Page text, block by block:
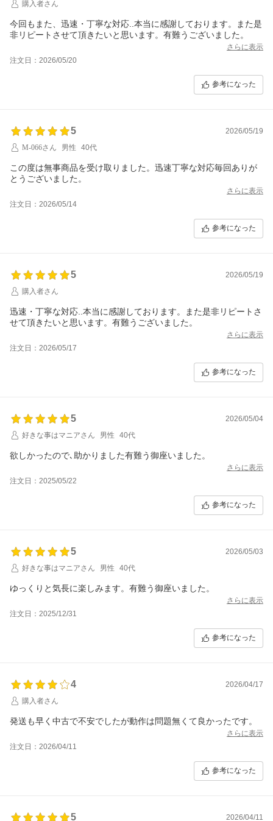
購入者さん
今回もまた、迅速・丁寧な対応..本当に感謝しております。また是
非リピートさせて頂きたいと思います。有難うございました。
さらに表示
注文日：2026/05/20
参考になった
5
2026/05/19
M-066さん
男性 40代
この度は無事商品を受け取りました。迅速丁寧な対応毎回ありが
とうございました。
さらに表示
注文日：2026/05/14
参考になった
5
2026/05/19
購入者さん
迅速・丁寧な対応..本当に感謝しております。また是非リピートさ
せて頂きたいと思います。有難うございました。
さらに表示
注文日：2026/05/17
参考になった
5
2026/05/04
好きな事はマニアさん
男性 40代
欲しかったので､助かりました有難う御座いました。
さらに表示
注文日：2025/05/22
参考になった
5
2026/05/03
好きな事はマニアさん
男性 40代
ゆっくりと気長に楽しみます。有難う御座いました。
さらに表示
注文日：2025/12/31
参考になった
4
2026/04/17
購入者さん
発送も早く中古で不安でしたが動作は問題無くて良かったです。
さらに表示
注文日：2026/04/11
参考になった
5 2026/04/11